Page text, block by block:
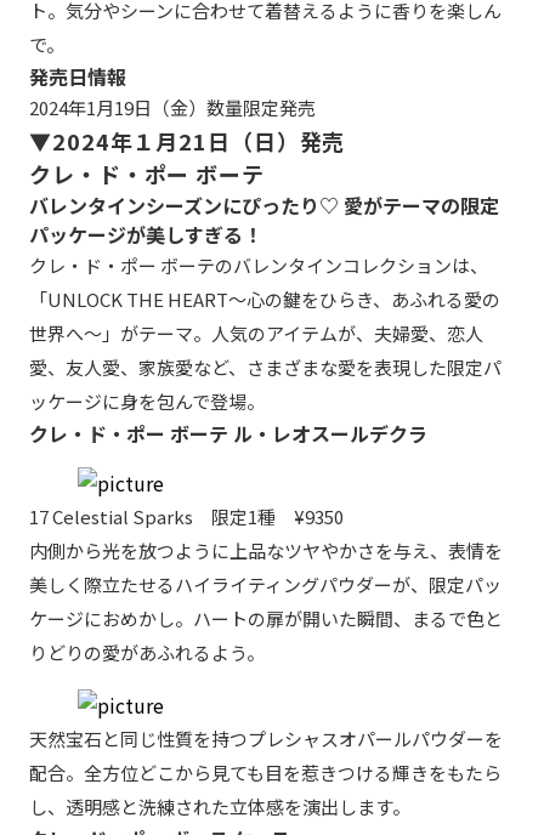
ト。気分やシーンに合わせて着替えるように香りを楽しん
で。
発売日情報
2024年1月19日（金）数量限定発売
▼2024年１月21日（日）発売
クレ・ド・ポー ボーテ
バレンタインシーズンにぴったり♡ 愛がテーマの限定
パッケージが美しすぎる！
クレ・ド・ポー ボーテのバレンタインコレクションは、
「UNLOCK THE HEART〜心の鍵をひらき、あふれる愛の
世界へ〜」がテーマ。人気のアイテムが、夫婦愛、恋人
愛、友人愛、家族愛など、さまざまな愛を表現した限定パ
ッケージに身を包んで登場。
クレ・ド・ポー ボーテ ル・レオスールデクラ
17 Celestial Sparks 限定1種 ¥9350
内側から光を放つように上品なツヤやかさを与え、表情を
美しく際立たせるハイライティングパウダーが、限定パッ
ケージにおめかし。ハートの扉が開いた瞬間、まるで色と
りどりの愛があふれるよう。
天然宝石と同じ性質を持つプレシャスオパールパウダーを
配合。全方位どこから見ても目を惹きつける輝きをもたら
し、透明感と洗練された立体感を演出します。